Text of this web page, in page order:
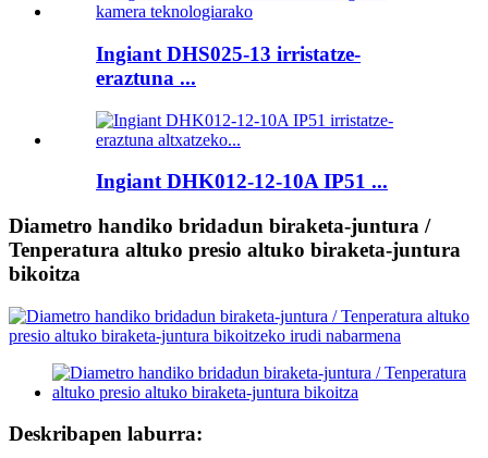
Ingiant DHS025-13 irristatze-
eraztuna ...
Ingiant DHK012-12-10A IP51 ...
Diametro handiko bridadun biraketa-juntura /
Tenperatura altuko presio altuko biraketa-juntura
bikoitza
Deskribapen laburra: